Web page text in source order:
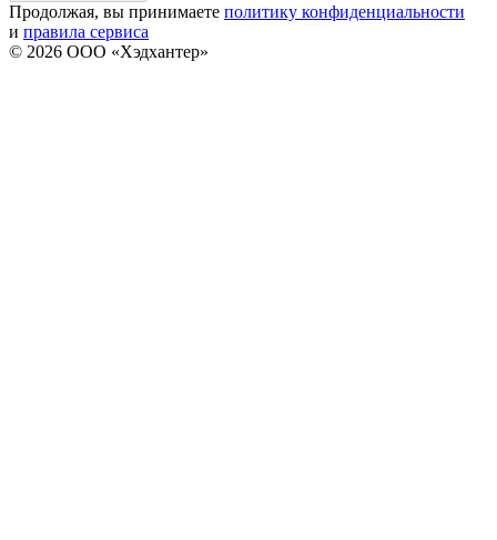
Продолжая, вы принимаете политику конфиденциальности
и правила сервиса
© 2026 ООО «Хэдхантер»